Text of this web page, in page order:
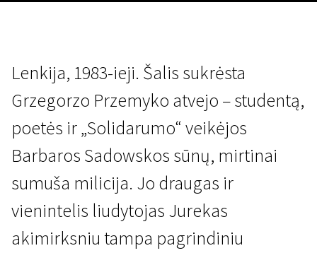
Lenkija, 1983-ieji. Šalis sukrėsta
Grzegorzo Przemyko atvejo – studentą,
poetės ir „Solidarumo“ veikėjos
Barbaros Sadowskos sūnų, mirtinai
sumuša milicija. Jo draugas ir
vienintelis liudytojas Jurekas
akimirksniu tampa pagrindiniu